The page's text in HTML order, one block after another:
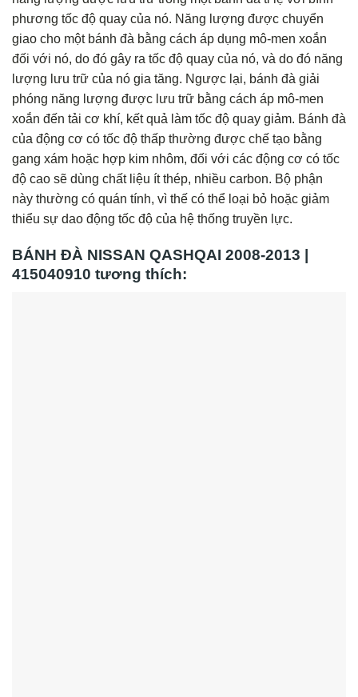
phương tốc độ quay của nó. Năng lượng được chuyển
giao cho một bánh đà bằng cách áp dụng mô-men xoắn
đối với nó, do đó gây ra tốc độ quay của nó, và do đó năng
lượng lưu trữ của nó gia tăng. Ngược lại, bánh đà giải
phóng năng lượng được lưu trữ bằng cách áp mô-men
xoắn đến tải cơ khí, kết quả làm tốc độ quay giảm. Bánh đà
của động cơ có tốc độ thấp thường được chế tạo bằng
gang xám hoặc hợp kim nhôm, đối với các động cơ có tốc
độ cao sẽ dùng chất liệu ít thép, nhiều carbon. Bộ phận
này thường có quán tính, vì thế có thể loại bỏ hoặc giảm
thiểu sự dao động tốc độ của hệ thống truyền lực.
BÁNH ĐÀ NISSAN QASHQAI 2008-2013 |
415040910 tương thích: